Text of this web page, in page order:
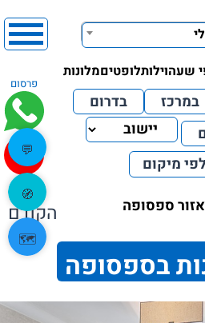
שעהוילותלופטיםמלונות
פרסום
במרכז
בדרום
מיקום
הקודם
בספסופה
💬
🧭
🗺️